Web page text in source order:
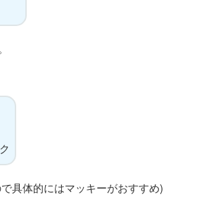
具体的にはマッキーがおすすめ)